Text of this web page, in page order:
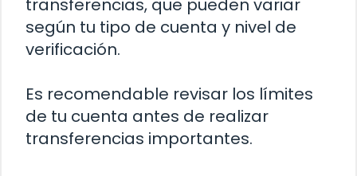
transferencias, que pueden variar
según tu tipo de cuenta y nivel de
verificación.
Es recomendable revisar los límites
de tu cuenta antes de realizar
transferencias importantes.